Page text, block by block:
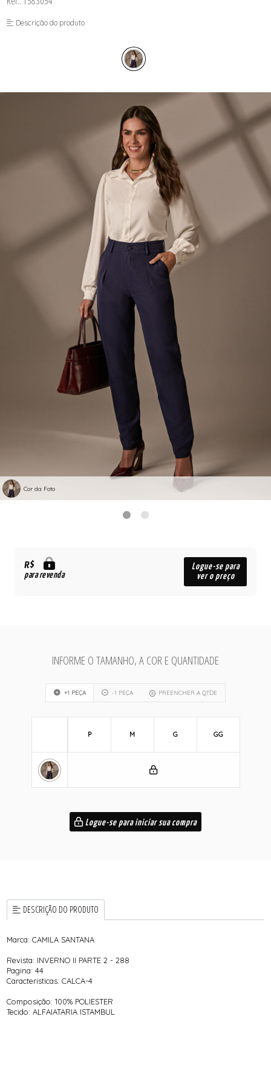
LONGO-AGOSTO I-
MACAC-AGOSTO I-
Descrição do produto
Cor da Foto
R$
para revenda
Logue-se para
ver o preço
INFORME O TAMANHO, A COR E QUANTIDADE
+1 PEÇA -1 PEÇA PREENCHER A QTDE
P M G GG
Logue-se para iniciar sua compra
DESCRIÇÃO DO PRODUTO
Marca: CAMILA SANTANA
Revista: INVERNO II PARTE 2 - 288
Pagina: 44
Caracteristicas: CALCA-4
Composição: 100% POLIESTER
Tecido: ALFAIATARIA ISTAMBUL